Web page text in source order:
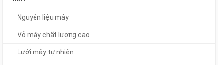
Nguyên liệu mây
Vỏ mây chất lượng cao
Lưới mây tự nhiên